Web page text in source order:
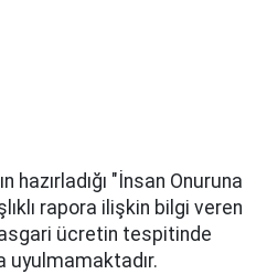
hazırladığı "İnsan Onuruna
rapora ilişkin bilgi veren
ücretin tespitinde
uyulmamaktadır.